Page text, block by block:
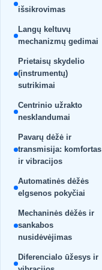
išsikrovimas
Langų keltuvų
mechanizmų gedimai
Prietaisų skydelio
(instrumentų)
sutrikimai
Centrinio užrakto
nesklandumai
Pavarų dėžė ir
transmisija: komfortas
ir vibracijos
Automatinės dėžės
elgsenos pokyčiai
Mechaninės dėžės ir
sankabos
nusidėvėjimas
Diferencialo ūžesys ir